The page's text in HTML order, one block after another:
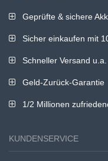
Geprüfte & sichere
Sicher einkaufen mit
Schneller Versand
Geld-Zurück-Garantie
1/2 Millionen
KUNDENSERVICE